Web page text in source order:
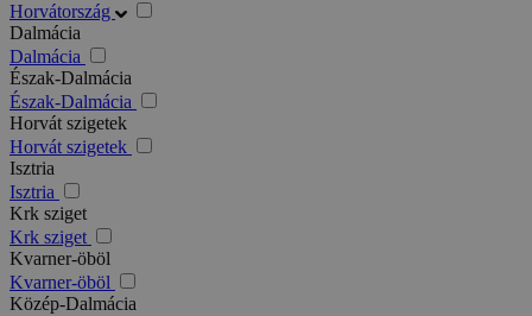
Horvátország
Dalmácia
Dalmácia
Észak-Dalmácia
Észak-Dalmácia
Horvát szigetek
Horvát szigetek
Isztria
Isztria
Krk sziget
Krk sziget
Kvarner-öböl
Kvarner-öböl
Közép-Dalmácia